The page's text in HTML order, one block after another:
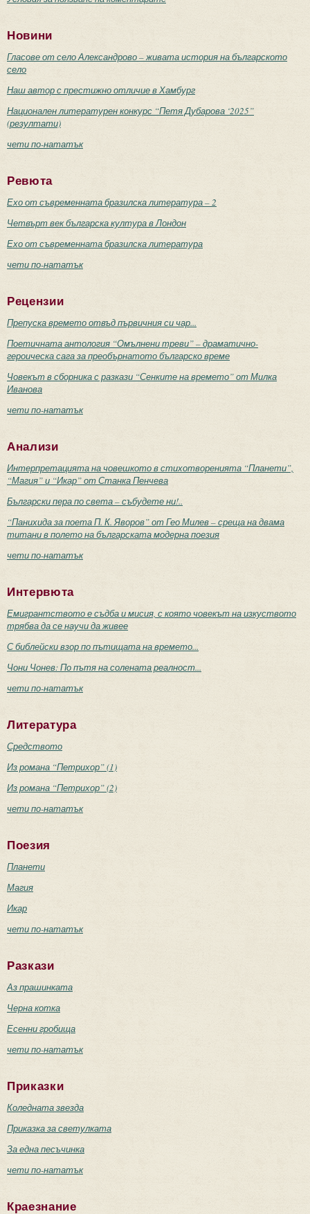
Новини
Гласове от село Александрово – живата история на българското
село
Наш автор с престижно отличие в Хамбург
Национален литературен конкурс “Петя Дубарова ‘2025”
(резултати)
чети по-нататък
Ревюта
Ехо от съвременната бразилска литература – 2
Четвърт век българска култура в Лондон
Ехо от съвременната бразилска литература
чети по-нататък
Рецензии
Препуска времето отвъд първичния си чар...
Поетичната антология “Омълнени треви” – драматично-
героическа сага за преобърнатото българско време
Човекът в сборника с разкази “Сенките на времето” от Милка
Иванова
чети по-нататък
Анализи
Интерпретацията на човешкото в стихотворенията “Планети”,
“Магия” и “Икар” от Станка Пенчева
Български пера по света – събудете ни!..
“Панихида за поета П. К. Яворов” от Гео Милев – среща на двама
титани в полето на българската модерна поезия
чети по-нататък
Интервюта
Емигрантството е съдба и мисия, с която човекът на изкуството
трябва да се научи да живее
С библейски взор по пътищата на времето...
Чони Чонев: По пътя на солената реалност...
чети по-нататък
Литература
Средството
Из романа “Петрихор” (1)
Из романа “Петрихор” (2)
чети по-нататък
Поезия
Планети
Магия
Икар
чети по-нататък
Разкази
Аз прашинката
Черна котка
Есенни гробища
чети по-нататък
Приказки
Коледната звезда
Приказка за светулката
За една песъчинка
чети по-нататък
Краезнание